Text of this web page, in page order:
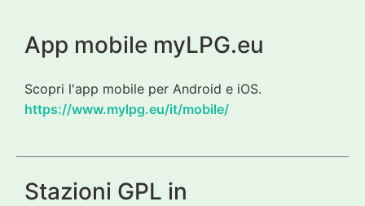
App mobile myLPG.eu
Scopri l'app mobile per Android e iOS.
https://www.mylpg.eu/it/mobile/
Stazioni GPL in